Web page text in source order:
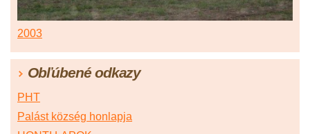
2003
Obľúbené odkazy
PHT
Palást község honlapja